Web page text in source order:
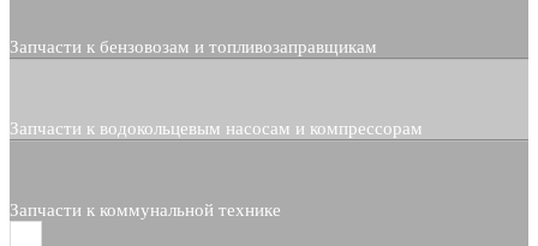
Запчасти к бензовозам и топливозаправщикам
Запчасти к водокольцевым насосам и компрессорам
Запчасти к коммунальной технике